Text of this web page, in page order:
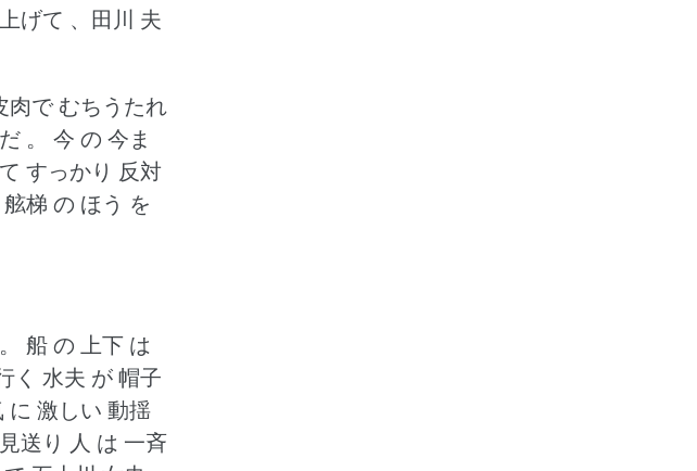
げて 、田川 夫
肉で むちうたれ
。
今 の 今ま
すっかり 反対
梯 の ほう を
船 の 上下 は
く 水夫 が 帽子
に 激しい 動揺
見送り 人 は 一斉